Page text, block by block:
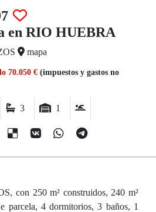
en RIO HUEBRA
mapa
70.050 € (impuestos y gastos no
3 1
con 250 m² construidos, 240 m²
parcela, 4 dormitorios, 3 baños, 1